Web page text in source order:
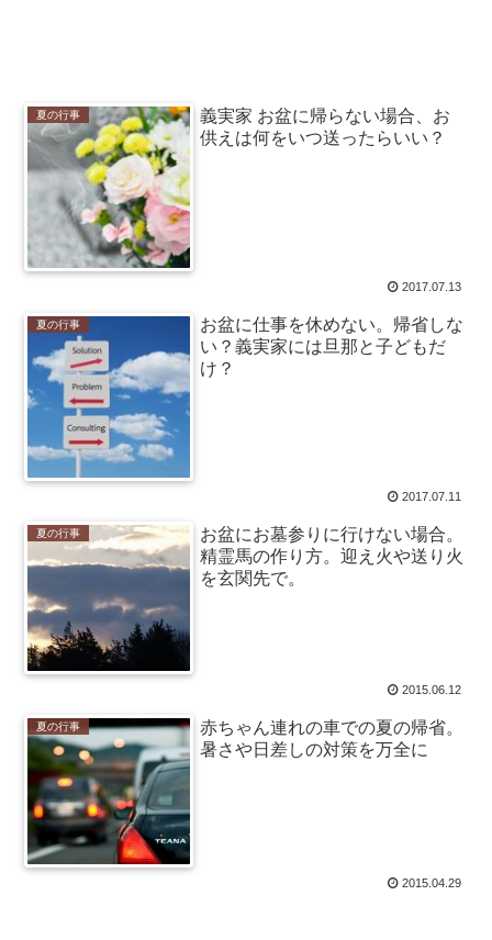
夏の行事
義実家 お盆に帰らない場合、お
供えは何をいつ送ったらいい？
2017.07.13
夏の行事
お盆に仕事を休めない。帰省しな
い？義実家には旦那と子どもだ
け？
2017.07.11
夏の行事
お盆にお墓参りに行けない場合。
精霊馬の作り方。迎え火や送り火
を玄関先で。
2015.06.12
夏の行事
赤ちゃん連れの車での夏の帰省。
暑さや日差しの対策を万全に
2015.04.29